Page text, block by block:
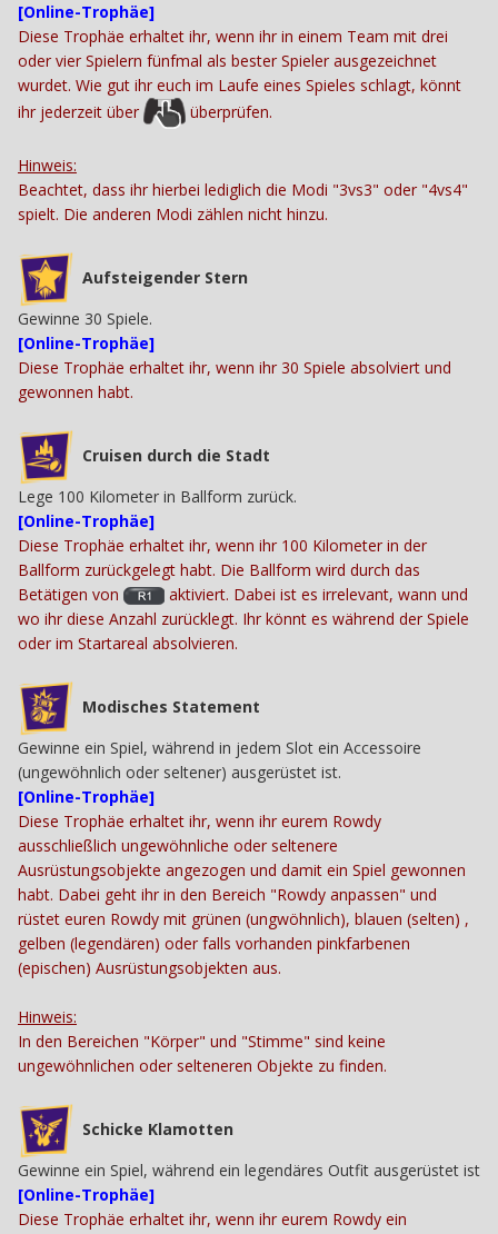
[Online-Trophäe]
Diese Trophäe erhaltet ihr, wenn ihr in einem Team mit drei
oder vier Spielern fünfmal als bester Spieler ausgezeichnet
wurdet. Wie gut ihr euch im Laufe eines Spieles schlagt, könnt
ihr jederzeit über
überprüfen.
Hinweis:
Beachtet, dass ihr hierbei lediglich die Modi "3vs3" oder "4vs4"
spielt. Die anderen Modi zählen nicht hinzu.
Aufsteigender Stern
Gewinne 30 Spiele.
[Online-Trophäe]
Diese Trophäe erhaltet ihr, wenn ihr 30 Spiele absolviert und
gewonnen habt.
Cruisen durch die Stadt
Lege 100 Kilometer in Ballform zurück.
[Online-Trophäe]
Diese Trophäe erhaltet ihr, wenn ihr 100 Kilometer in der
Ballform zurückgelegt habt. Die Ballform wird durch das
Betätigen von
aktiviert. Dabei ist es irrelevant, wann und
wo ihr diese Anzahl zurücklegt. Ihr könnt es während der Spiele
oder im Startareal absolvieren.
Modisches Statement
Gewinne ein Spiel, während in jedem Slot ein Accessoire
(ungewöhnlich oder seltener) ausgerüstet ist.
[Online-Trophäe]
Diese Trophäe erhaltet ihr, wenn ihr eurem Rowdy
ausschließlich ungewöhnliche oder seltenere
Ausrüstungsobjekte angezogen und damit ein Spiel gewonnen
habt. Dabei geht ihr in den Bereich "Rowdy anpassen" und
rüstet euren Rowdy mit grünen (ungwöhnlich), blauen (selten) ,
gelben (legendären) oder falls vorhanden pinkfarbenen
(epischen) Ausrüstungsobjekten aus.
Hinweis:
In den Bereichen "Körper" und "Stimme" sind keine
ungewöhnlichen oder selteneren Objekte zu finden.
Schicke Klamotten
Gewinne ein Spiel, während ein legendäres Outfit ausgerüstet ist
[Online-Trophäe]
Diese Trophäe erhaltet ihr, wenn ihr eurem Rowdy ein